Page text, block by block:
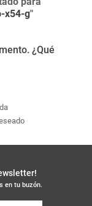
x54-g"
¿Qué
en tu buzón.